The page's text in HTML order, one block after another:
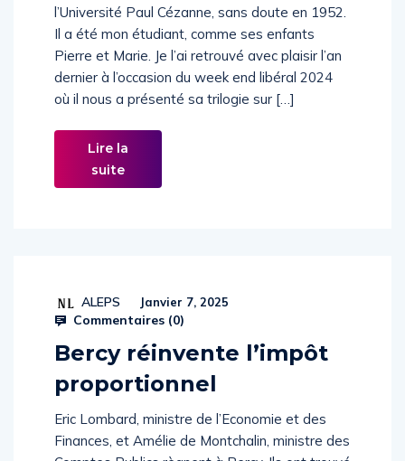
depuis son entrée à la Faculté de droit de
l’Université Paul Cézanne, sans doute en 1952.
Il a été mon étudiant, comme ses enfants
Pierre et Marie. Je l’ai retrouvé avec plaisir l’an
dernier à l’occasion du week end libéral 2024
Lire la
suite
ALEPS Janvier 7, 2025
Bercy réinvente l’impôt
proportionnel
Eric Lombard, ministre de l’Economie et des